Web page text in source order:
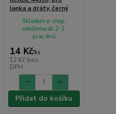
lanka a dráty, černý
14 Kč/ks
12 Kč bez
DPH
Skladem e-shop,
odešleme do 2-3
prac.dnů
Přidat do košíku